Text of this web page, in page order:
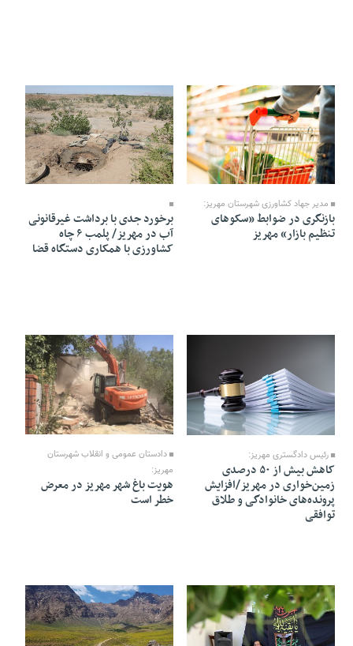
20 Tir 1405 - 09:03
مدیر جهاد کشاورزی شهرستان مهریز:
بازنگری در ضوابط «سکوهای
تنظیم بازار» مهریز
17 Tir 1405 - 22:03
برخورد جدی با برداشت غیرقانونی
آب در مهریز/ پلمب ۶ چاه
کشاورزی با همکاری دستگاه قضا
رئیس دادگستری مهریز:
کاهش بیش از ۵۰ درصدی
زمین‌خواری در مهریز/افزایش
پرونده‌های خانوادگی و طلاق
توافقی
06 Tir 1405 - 16:11
دادستان عمومی و انقلاب شهرستان
مهریز:
هویت باغ‌ شهر مهریز در معرض
خطر است